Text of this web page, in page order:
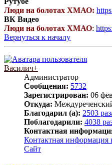
Люди на болотах ХМАО:
ВК Видео
Люди на болотах ХМАО:
Вернуться к началу
Василич+
Администратор
Сообщения: 5732
Зарегистрирован: 06
Откуда:
Благодарил (а): 2503
Поблагодарили: 4038
Контактная
Контактная информация
Сайт